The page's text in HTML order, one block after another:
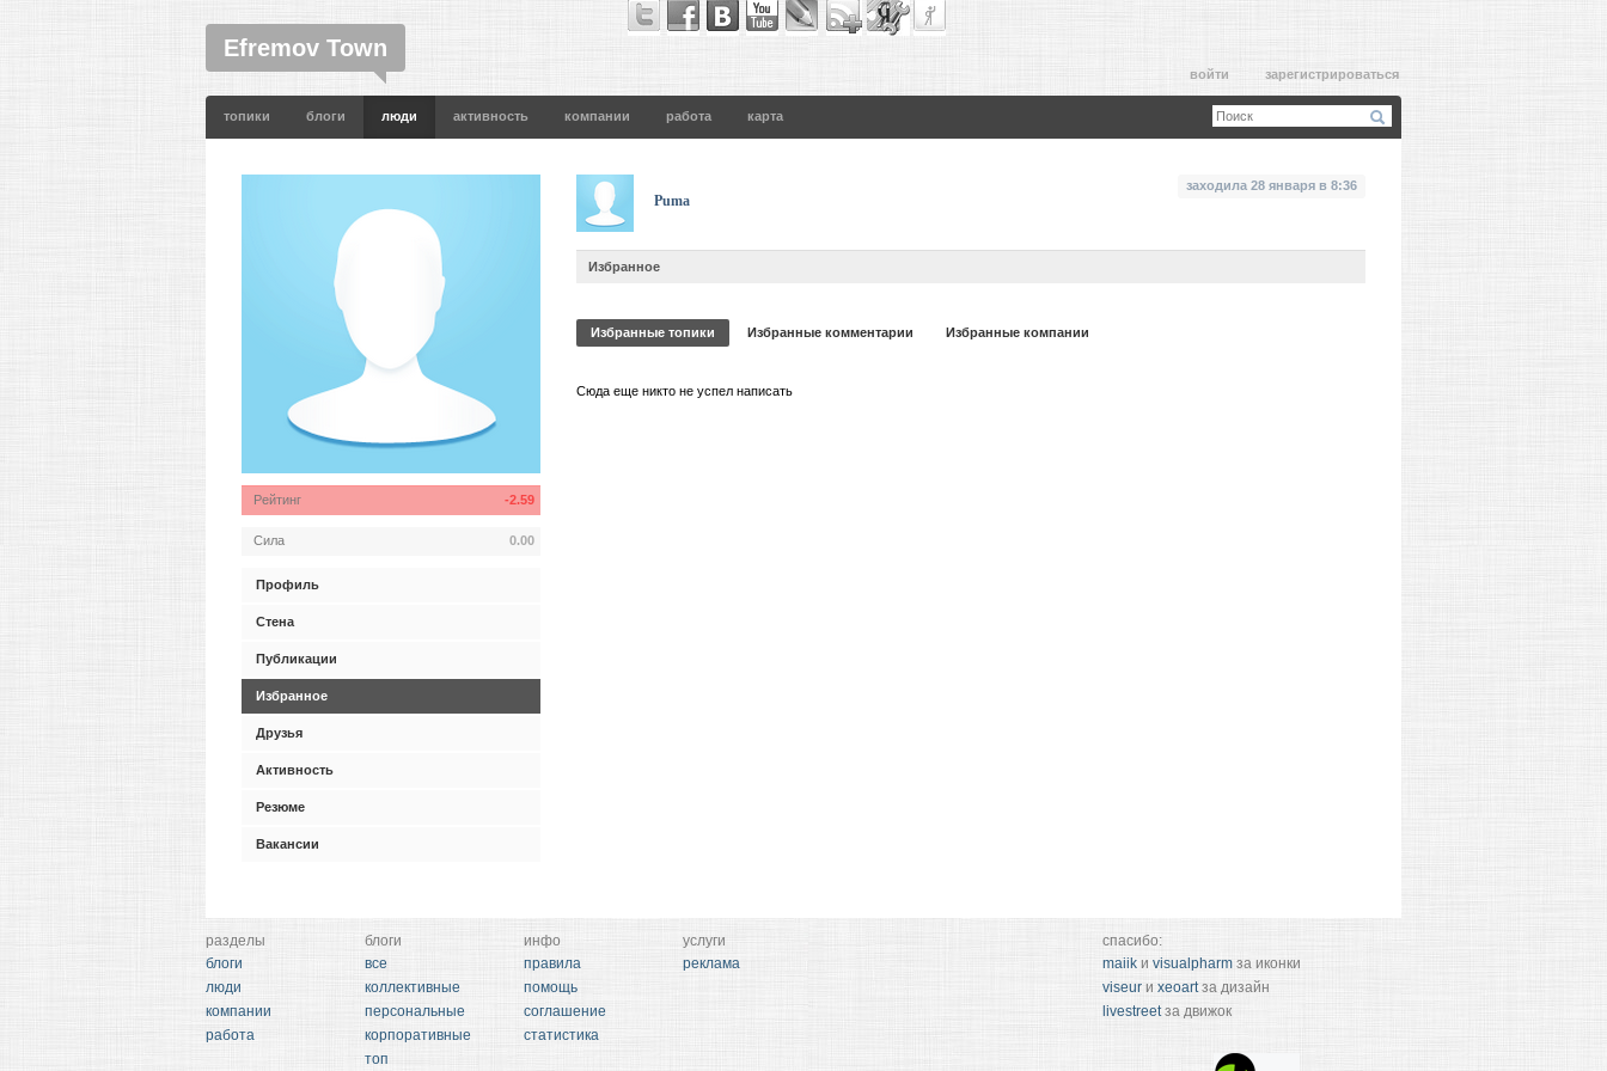
Efremov Town
войти зарегистрироваться
топики блоги люди активность компании работа карта
Puma
заходила 28 января в 8:36
Избранное
Избранные топики Избранные комментарии Избранные компании
Сюда еще никто не успел написать
Рейтинг -2.59
Сила 0.00
Профиль
Стена
Публикации
Избранное
Друзья
Активность
Резюме
Вакансии
спасибо:
maiik и visualpharm за иконки
viseur и xeoartза дизайн
livestreetза движок
разделы
блоги
люди
компании
работа
блоги
все
коллективные
персональные
корпоративные
топ
инфо
правила
помощь
соглашение
статистика
услуги
реклама